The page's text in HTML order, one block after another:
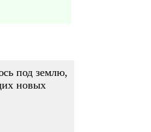
под землю,
новых